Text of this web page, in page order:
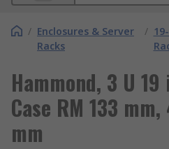
/ Enclosures & Server
Racks
/
Hammond, 3 U
Case RM 133
mm